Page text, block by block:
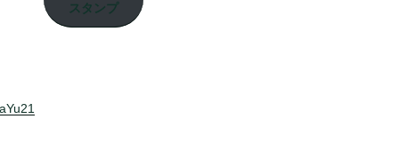
スタンプ